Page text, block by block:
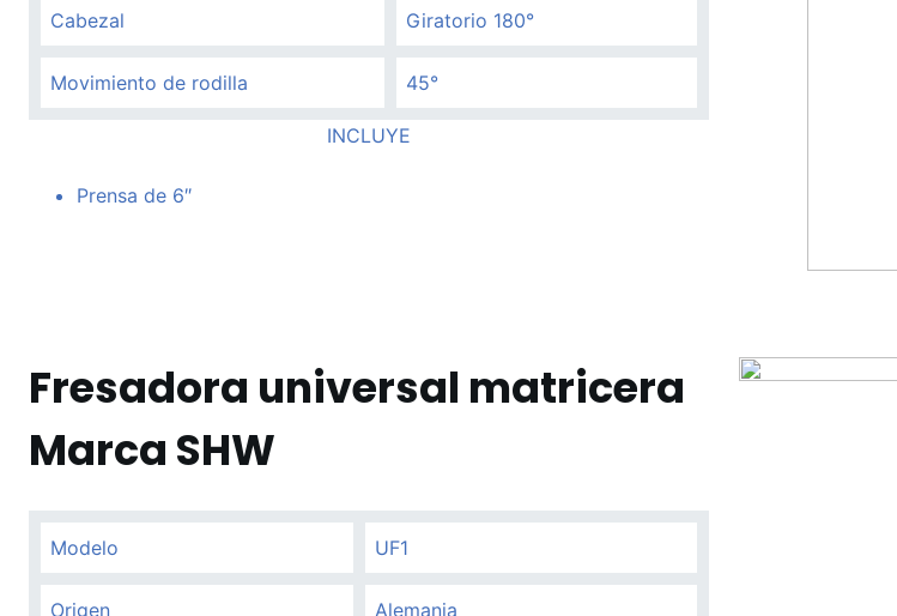
Cabezal Giratorio 180°
Movimiento de rodilla 45°
INCLUYE
Prensa de 6″
Fresadora universal matricera
Marca SHW
Modelo UF1
Origen Alemania